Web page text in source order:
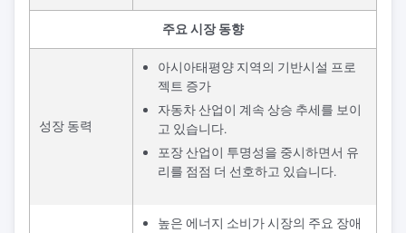
주요 시장 동향
성장 동력
아시아태평양 지역의 기반시설 프로
젝트 증가
자동차 산업이 계속 상승 추세를 보이
고 있습니다.
포장 산업이 투명성을 중시하면서 유
리를 점점 더 선호하고 있습니다.
높은 에너지 소비가 시장의 주요 장애